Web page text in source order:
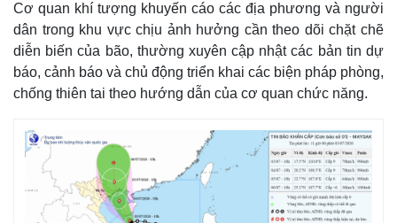
Cơ quan khí tượng khuyến cáo các địa phương và người
dân trong khu vực chịu ảnh hưởng cần theo dõi chặt chẽ
diễn biến của bão, thường xuyên cập nhật các bản tin dự
báo, cảnh báo và chủ động triển khai các biện pháp phòng,
chống thiên tai theo hướng dẫn của cơ quan chức năng.